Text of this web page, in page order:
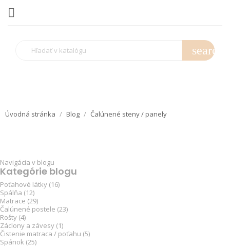

search
Úvodná stránka Blog Čalúnené steny / panely
Navigácia v blogu
Kategórie blogu
Poťahové látky (16)
Spálňa (12)
Matrace (29)
Čalúnené postele (23)
Rošty (4)
Záclony a závesy (1)
Čistenie matraca / poťahu (5)
Spánok (25)